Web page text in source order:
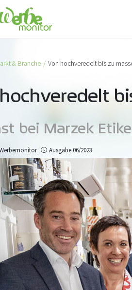
& Branche Von hochveredelt bis zu
bei Marzek
Ausgabe 06/2023